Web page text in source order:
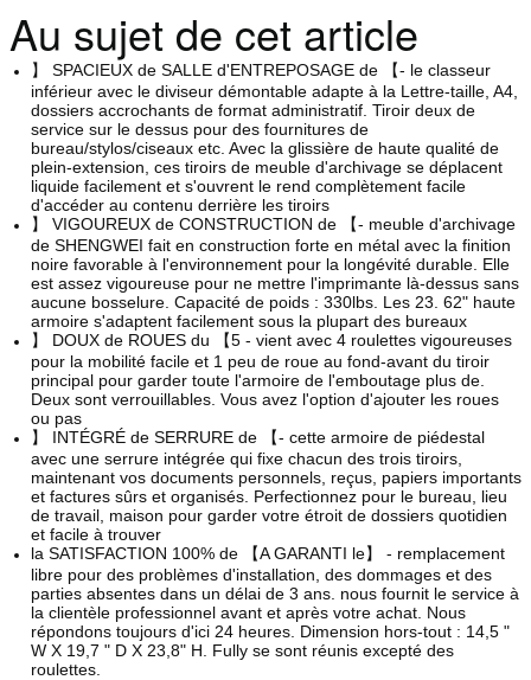
Au sujet de cet article
】 SPACIEUX de SALLE d'ENTREPOSAGE de 【- le classeur
inférieur avec le diviseur démontable adapte à la Lettre-taille, A4,
dossiers accrochants de format administratif. Tiroir deux de
service sur le dessus pour des fournitures de
bureau/stylos/ciseaux etc. Avec la glissière de haute qualité de
plein-extension, ces tiroirs de meuble d'archivage se déplacent
liquide facilement et s'ouvrent le rend complètement facile
d'accéder au contenu derrière les tiroirs
】 VIGOUREUX de CONSTRUCTION de 【- meuble d'archivage
de SHENGWEI fait en construction forte en métal avec la finition
noire favorable à l'environnement pour la longévité durable. Elle
est assez vigoureuse pour ne mettre l'imprimante là-dessus sans
aucune bosselure. Capacité de poids : 330lbs. Les 23. 62" haute
armoire s'adaptent facilement sous la plupart des bureaux
】 DOUX de ROUES du 【5 - vient avec 4 roulettes vigoureuses
pour la mobilité facile et 1 peu de roue au fond-avant du tiroir
principal pour garder toute l'armoire de l'emboutage plus de.
Deux sont verrouillables. Vous avez l'option d'ajouter les roues
ou pas
】 INTÉGRÉ de SERRURE de 【- cette armoire de piédestal
avec une serrure intégrée qui fixe chacun des trois tiroirs,
maintenant vos documents personnels, reçus, papiers importants
et factures sûrs et organisés. Perfectionnez pour le bureau, lieu
de travail, maison pour garder votre étroit de dossiers quotidien
et facile à trouver
la SATISFACTION 100% de 【A GARANTI le】 - remplacement
libre pour des problèmes d'installation, des dommages et des
parties absentes dans un délai de 3 ans. nous fournit le service à
la clientèle professionnel avant et après votre achat. Nous
répondons toujours d'ici 24 heures. Dimension hors-tout : 14,5 "
W X 19,7 " D X 23,8" H. Fully se sont réunis excepté des
roulettes.